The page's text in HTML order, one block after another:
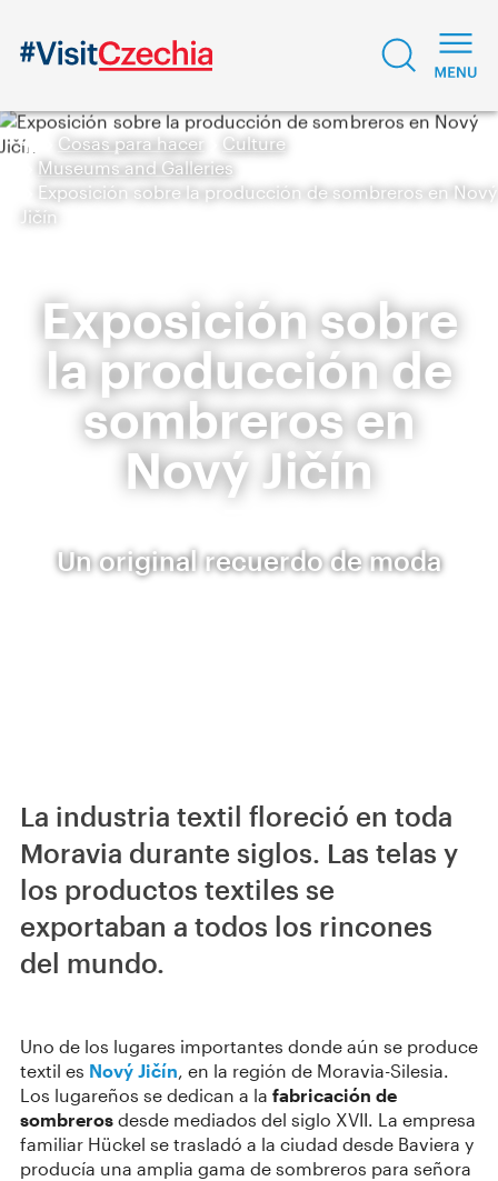
Cosas para hacer
Culture
Museums and Galleries
Exposición sobre la producción de sombreros en Nový
Jičín
Exposición sobre
la producción de
sombreros en
Nový Jičín
Un original recuerdo de moda
La industria textil floreció en toda
Moravia durante siglos. Las telas y
los productos textiles se
exportaban a todos los rincones
del mundo.
Uno de los lugares importantes donde aún se produce
textil es Nový Jičín, en la región de Moravia-Silesia.
Los lugareños se dedican a la fabricación de
sombreros desde mediados del siglo XVII. La empresa
familiar Hückel se trasladó a la ciudad desde Baviera y
producía una amplia gama de sombreros para señora